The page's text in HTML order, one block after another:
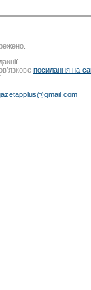
посилання на